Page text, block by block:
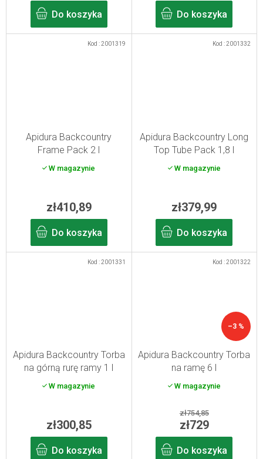
Do koszyka Do koszyka
Apidura Backcountry
Frame Pack 2 l
W magazynie
zł410,89
Do koszyka
Kod :2001319
Apidura Backcountry Long
Top Tube Pack 1,8 l
W magazynie
zł379,99
Do koszyka
Kod :2001332
Apidura Backcountry Torba
na górną rurę ramy 1 l
W magazynie
zł300,85
Do koszyka
Kod :2001331
–3 %
Apidura Backcountry Torba
na ramę 6 l
W magazynie
zł754,85
zł729
Do koszyka
Kod :2001322